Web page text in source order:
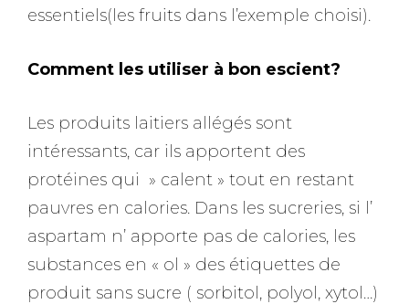
essentiels(les fruits dans l’exemple choisi).
Comment les utiliser à bon escient?
Les produits laitiers allégés sont
intéressants, car ils apportent des
protéines qui » calent » tout en restant
pauvres en calories. Dans les sucreries, si l’
aspartam n’ apporte pas de calories, les
substances en « ol » des étiquettes de
produit sans sucre ( sorbitol, polyol, xytol…)